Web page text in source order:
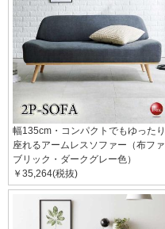
幅135cm・コンパクトでもゆったり
座れるアームレスソファー（布ファ
ブリック・ダークグレー色）
￥35,264(税抜)